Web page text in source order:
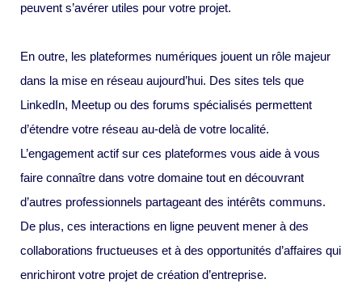
peuvent s’avérer utiles pour votre projet.
En outre, les plateformes numériques jouent un rôle majeur
dans la mise en réseau aujourd’hui. Des sites tels que
LinkedIn, Meetup ou des forums spécialisés permettent
d’étendre votre réseau au-delà de votre localité.
L’engagement actif sur ces plateformes vous aide à vous
faire connaître dans votre domaine tout en découvrant
d’autres professionnels partageant des intérêts communs.
De plus, ces interactions en ligne peuvent mener à des
collaborations fructueuses et à des opportunités d’affaires qui
enrichiront votre projet de création d’entreprise.